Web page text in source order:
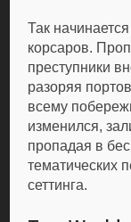
Так
корсаров.
преступники
разоряя
всему
изменился,
пропадая в
тематических
сеттинга.